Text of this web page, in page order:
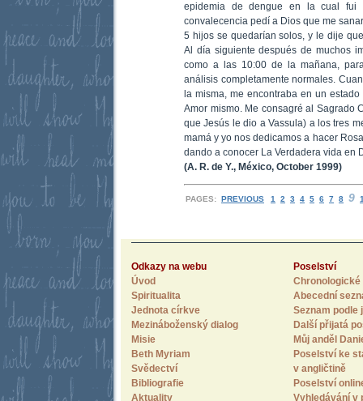
epidemia de dengue en la cual fui
convalecencia pedí a Dios que me
5 hijos se quedarían solos, y le dije
Al día siguiente después de muchos
como a las 10:00 de la mañana,
análisis completamente normales.
la misma, me encontraba en un
Amor mismo. Me consagré al Sagrado
que Jesús le dio a Vassula) a los tres
mamá y yo nos dedicamos a hacer
dando a conocer La Verdadera vida en
(A. R. de Y., México, October 1999)
PAGES: PREVIOUS 1 2 3 4 5 6 7 8 9
Odkazy na webu
Úvod
Spiritualita
Jednota církve
Mezináboženský dialog
Misie
Beth Myriam
Svědectví
Bibliografie
Aktuality
Poselství
Chronologické
Abecední
Seznam
Další přijatá
Můj anděl
Poselství ke
v angličtině
Poselství
Vyhledávání v